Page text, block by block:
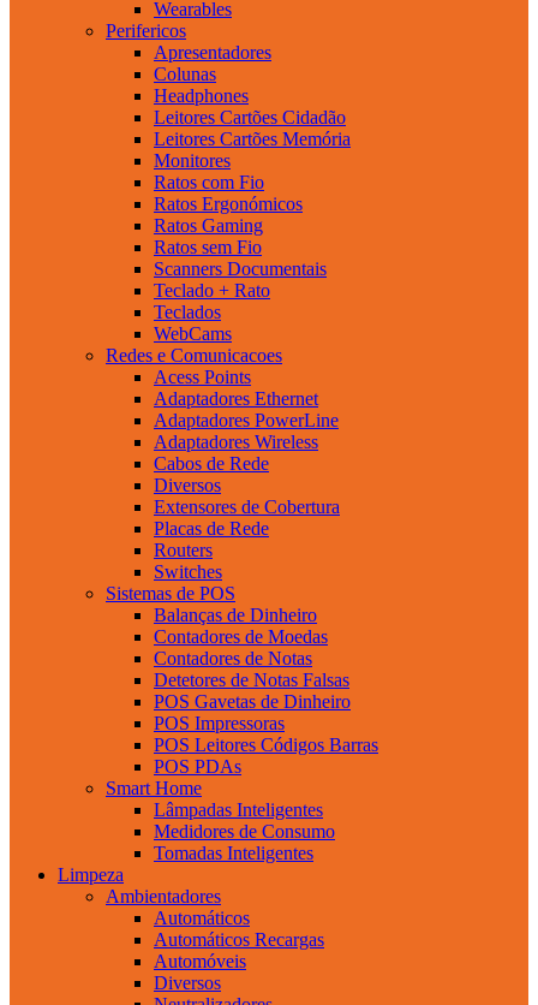
Wearables
Perifericos
Apresentadores
Colunas
Headphones
Leitores Cartões Cidadão
Leitores Cartões Memória
Monitores
Ratos com Fio
Ratos Ergonómicos
Ratos Gaming
Ratos sem Fio
Scanners Documentais
Teclado + Rato
Teclados
WebCams
Redes e Comunicacoes
Acess Points
Adaptadores Ethernet
Adaptadores PowerLine
Adaptadores Wireless
Cabos de Rede
Diversos
Extensores de Cobertura
Placas de Rede
Routers
Switches
Sistemas de POS
Balanças de Dinheiro
Contadores de Moedas
Contadores de Notas
Detetores de Notas Falsas
POS Gavetas de Dinheiro
POS Impressoras
POS Leitores Códigos Barras
POS PDAs
Smart Home
Lâmpadas Inteligentes
Medidores de Consumo
Tomadas Inteligentes
Limpeza
Ambientadores
Automáticos
Automáticos Recargas
Automóveis
Diversos